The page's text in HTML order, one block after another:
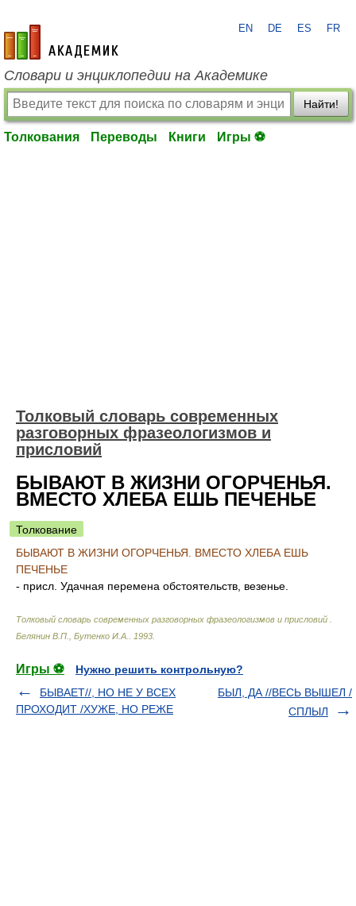
academic.ru
EN DE ES FR
Словари и энциклопедии на Академике
Найти!
Толкования Переводы Книги Игры ⚽
Толковый словарь современных
разговорных фразеологизмов и
присловий
БЫВАЮТ В ЖИЗНИ ОГОРЧЕНЬЯ.
ВМЕСТО ХЛЕБА ЕШЬ ПЕЧЕНЬЕ
Толкование
БЫВАЮТ В ЖИЗНИ ОГОРЧЕНЬЯ. ВМЕСТО ХЛЕБА ЕШЬ
ПЕЧЕНЬЕ
- присл. Удачная перемена обстоятельств, везенье.
Толковый словарь современных разговорных фразеологизмов и присловий
Белянин В.П., Бутенко И.А.
1993
Игры ⚽
Нужно решить контрольную?
БЫВАЕТ//, НО НЕ У ВСЕХ
ПРОХОДИТ /ХУЖЕ, НО РЕЖЕ
БЫЛ, ДА //ВЕСЬ ВЫШЕЛ /
СПЛЫЛ